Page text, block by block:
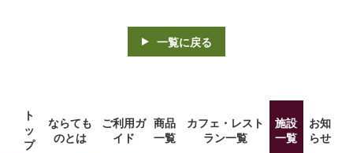
一覧に戻る
ト
ッ
プ
ならても
のとは
ご利用ガ
イド
商品
一覧
カフェ・レスト
ラン一覧
施設
一覧
お知
らせ